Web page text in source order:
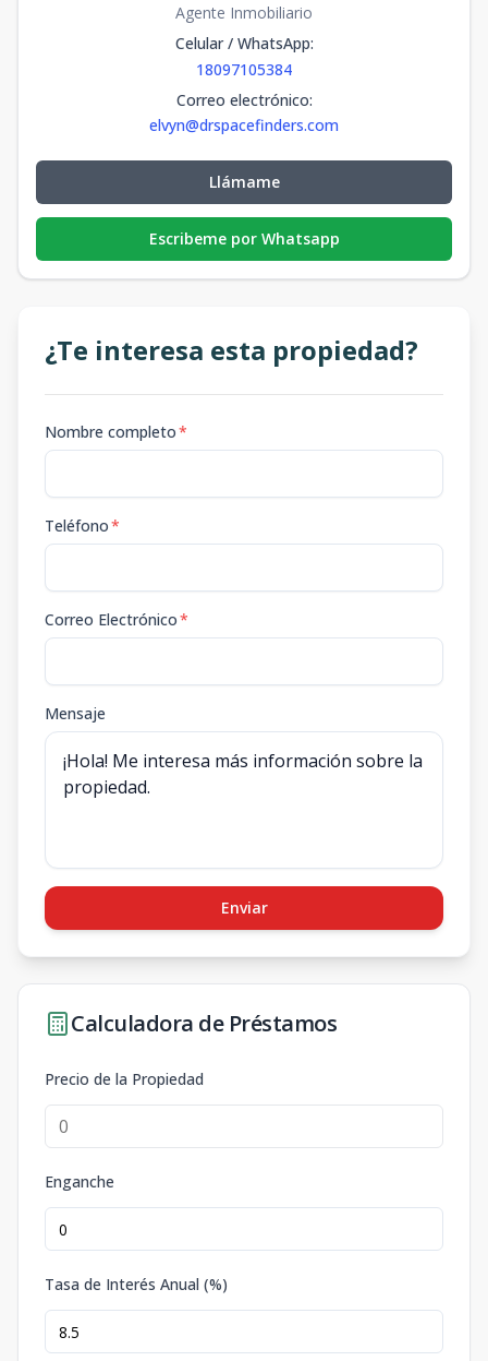
Agente Inmobiliario
Celular / WhatsApp:
18097105384
Correo electrónico:
elvyn@drspacefinders.com
Llámame
Escribeme por Whatsapp
¿Te interesa esta propiedad?
Nombre completo*
Teléfono*
Correo Electrónico*
Mensaje
Enviar
Calculadora de Préstamos
Precio de la Propiedad
Enganche
Tasa de Interés Anual (%)